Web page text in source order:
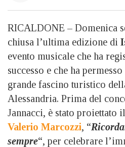
RICALDONE – Domenica
chiusa l’ultima edizione di
evento musicale che ha
successo e che ha
grande fascino turistico
Alessandria. Prima del
Jannacci, è stato proiettato il
Valerio Marcozzi, “
sempre“, per celebrare